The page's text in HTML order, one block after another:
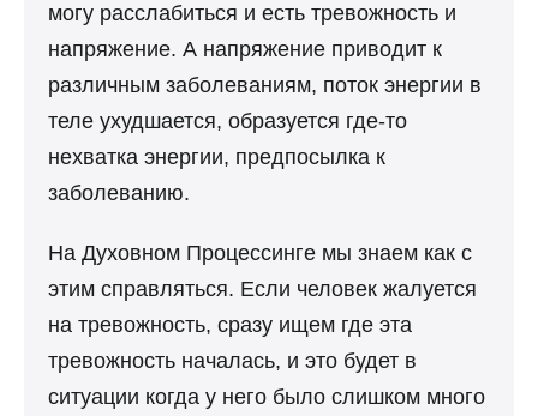
могу расслабиться и есть тревожность и
напряжение. А напряжение приводит к
различным заболеваниям, поток энергии в
теле ухудшается, образуется где-то
нехватка энергии, предпосылка к
заболеванию.
На Духовном Процессинге мы знаем как с
этим справляться. Если человек жалуется
на тревожность, сразу ищем где эта
тревожность началась, и это будет в
ситуации когда у него было слишком много